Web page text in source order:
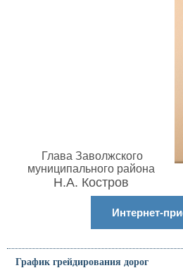
Глава Заволжского
муниципального района
Н.А. Костров
Интернет-
График грейдирования дорог